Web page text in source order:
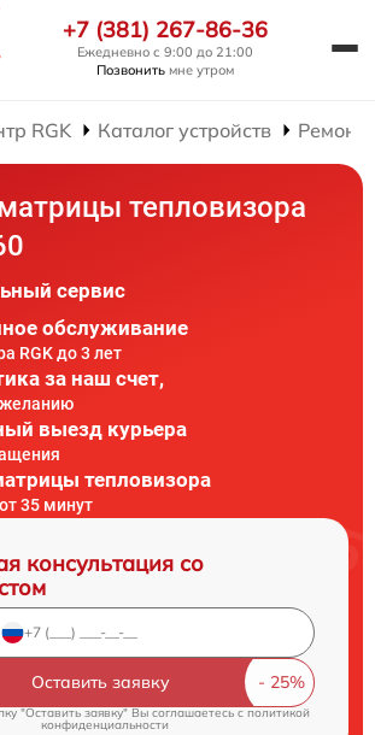
+7 (381) 267-86-36
Ежедневно с 9:00 до 21:00
Позвонить мне утром
RGK Каталог устройств Ремонт
тепловизора
сервис
обслуживание
RGK до 3 лет
за наш счет,
выезд курьера
тепловизора
35 минут
консультация со
Оставить заявку
"Оставить заявку" Вы соглашаетесь cполитикой
конфиденциальности